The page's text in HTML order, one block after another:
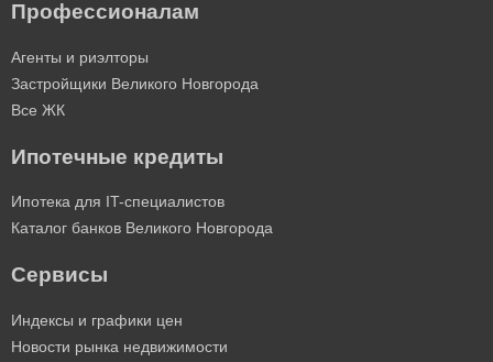
Профессионалам
Агенты и риэлторы
Застройщики Великого Новгорода
Все ЖК
Ипотечные кредиты
Ипотека для IT-специалистов
Каталог банков Великого Новгорода
Сервисы
Индексы и графики цен
Новости рынка недвижимости